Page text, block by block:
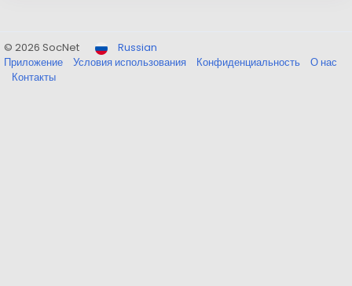
© 2026 SocNet
Russian
Приложение
Условия использования Конфиденциальность
О нас
Контакты